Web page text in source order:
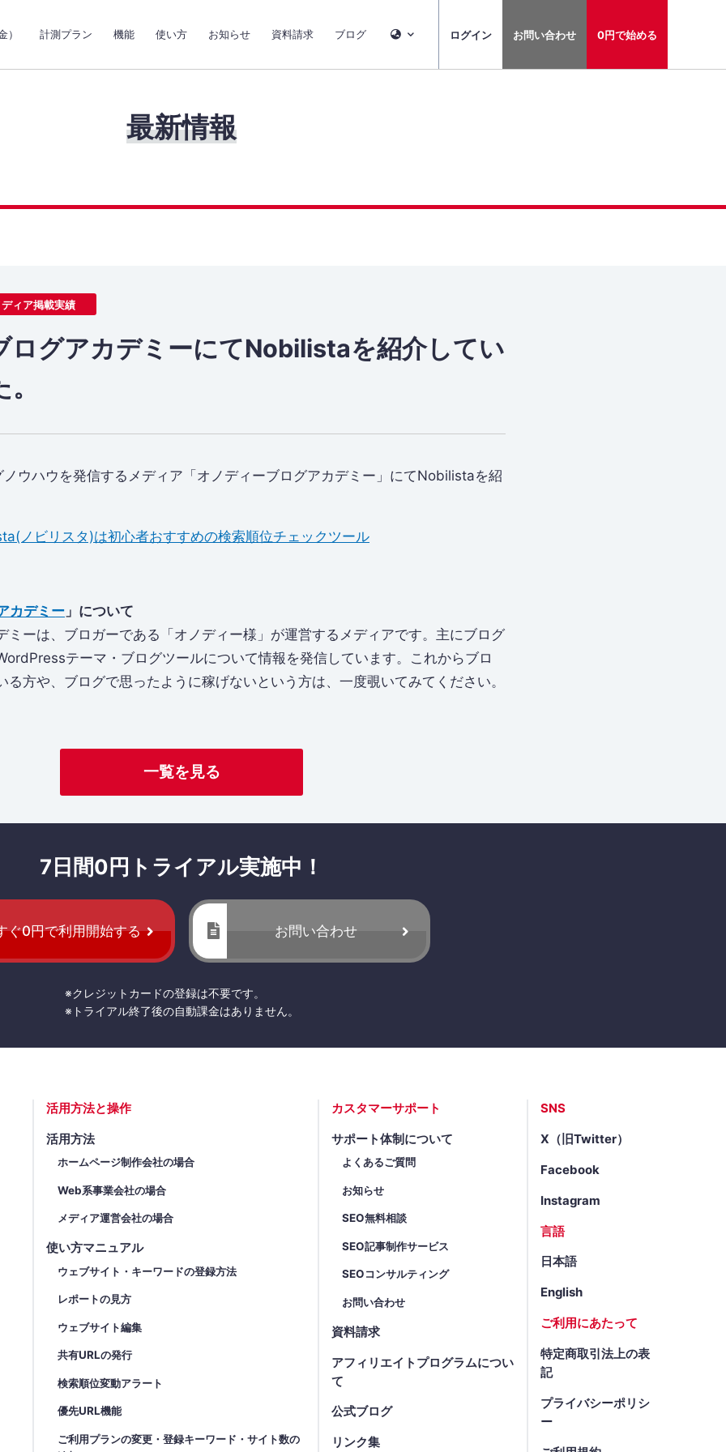
） 計測プラン 機能 使い方 お知らせ 資料請求 ブログ ログイン お問い合わせ 0円で始める
最新情報
ィア掲載実績
ログアカデミーにてNobilistaを紹介してい
ウハウを発信するメディア「オノディーブログアカデミー」にてNobilistaを紹
ノビリスタ)は初心者おすすめの検索順位チェックツール
カデミー 」について
ミーは、ブロガーである「オノディー様」が運営するメディアです。主にブログ
テーマ・ブログツールについて情報を発信しています。これからブロ
る方や、ブログで思ったように稼げないという方は、一度覗いてみてください。
一覧を見る
7日間0円トライアル実施中！
ぐ0円で利用開始する お問い合わせ
※クレジットカードの登録は不要です。
※トライアル終了後の自動課金はありません。
活用方法と操作
活用方法
ホームページ制作会社の場合
Web系事業会社の場合
メディア運営会社の場合
使い方マニュアル
ウェブサイト・キーワードの登録方法
レポートの見方
ウェブサイト編集
共有URLの発行
検索順位変動アラート
優先URL機能
ご利用プランの変更・登録キーワード・サイト数の
カスタマーサポート
サポート体制について
よくあるご質問
お知らせ
SEO無料相談
SEO記事制作サービス
SEOコンサルティング
お問い合わせ
資料請求
アフィリエイトプログラムについ
て
公式ブログ
リンク集
SNS
X（旧Twitter）
Facebook
Instagram
言語
日本語
English
ご利用にあたって
特定商取引法上の表
記
プライバシーポリシ
ー